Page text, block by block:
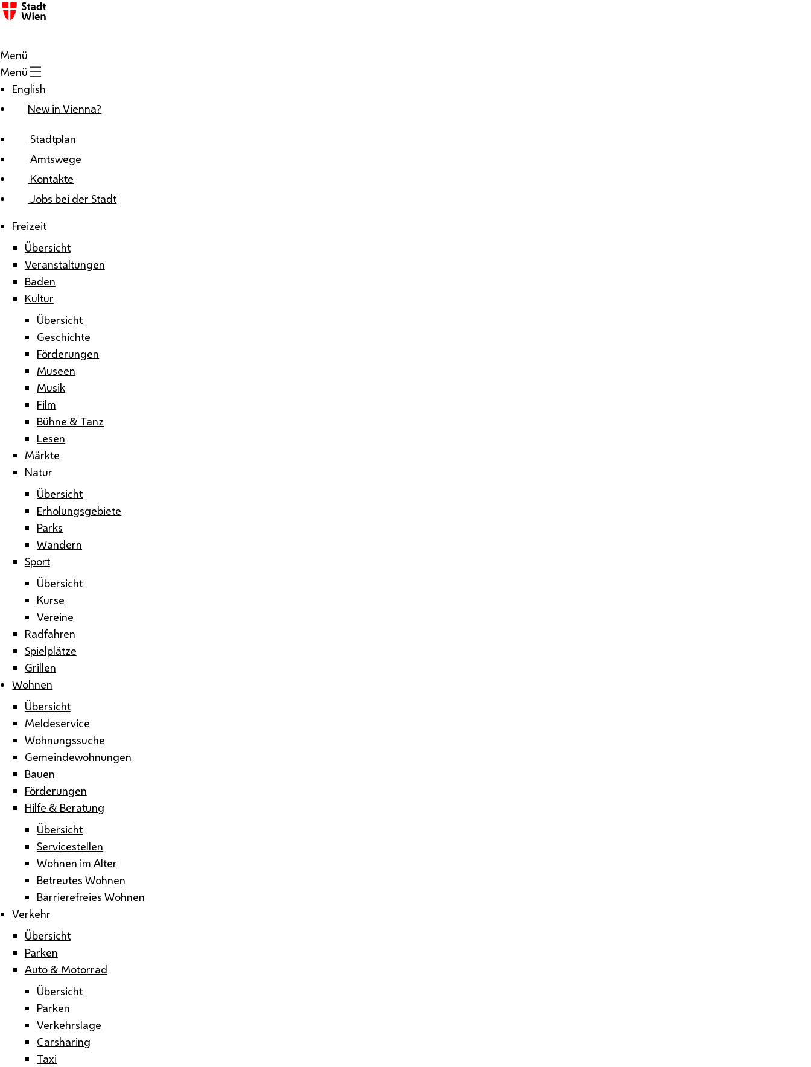
Zum Inhalt
Menü
Menü
English
New in Vienna?
Stadtplan
Amtswege
Kontakte
Jobs bei der Stadt
Freizeit
Übersicht
Veranstaltungen
Baden
Kultur
Übersicht
Geschichte
Förderungen
Museen
Musik
Film
Bühne & Tanz
Lesen
Märkte
Natur
Übersicht
Erholungsgebiete
Parks
Wandern
Sport
Übersicht
Kurse
Vereine
Radfahren
Spielplätze
Grillen
Wohnen
Übersicht
Meldeservice
Wohnungssuche
Gemeindewohnungen
Bauen
Förderungen
Hilfe & Beratung
Übersicht
Servicestellen
Wohnen im Alter
Betreutes Wohnen
Barrierefreies Wohnen
Verkehr
Übersicht
Parken
Auto & Motorrad
Übersicht
Parken
Verkehrslage
Carsharing
Taxi